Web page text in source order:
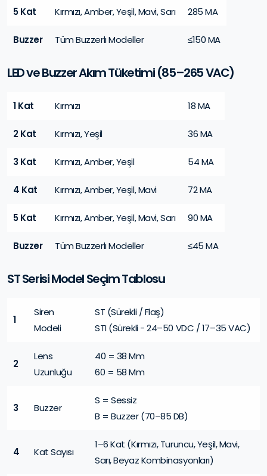
5 Kat Kırmızı, Amber, Yeşil, Mavi, Sarı 285 MA
Buzzer Tüm Buzzerlı Modeller ≤150 MA
LED ve Buzzer Akım Tüketimi (85–265 VAC)
1 Kat Kırmızı 18 MA
2 Kat Kırmızı, Yeşil 36 MA
3 Kat Kırmızı, Amber, Yeşil 54 MA
4 Kat Kırmızı, Amber, Yeşil, Mavi 72 MA
5 Kat Kırmızı, Amber, Yeşil, Mavi, Sarı 90 MA
Buzzer Tüm Buzzerlı Modeller ≤45 MA
ST Serisi Model Seçim Tablosu
1
Siren
Modeli
ST (Sürekli / Flaş)
STI (Sürekli - 24–50 VDC / 17–35 VAC)
2
Lens
Uzunluğu
40 = 38 Mm
60 = 58 Mm
3 Buzzer
S = Sessiz
B = Buzzer (70–85 DB)
4 Kat Sayısı
1–6 Kat (Kırmızı, Turuncu, Yeşil, Mavi,
Sarı, Beyaz Kombinasyonları)